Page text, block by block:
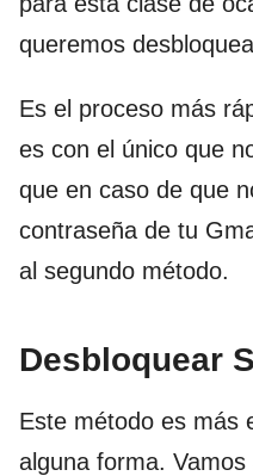
queremos
Es el proceso más
es con el único que
que en caso de que
contraseña de tu
al segundo método.
Desbloquear
Este método es más
alguna forma.